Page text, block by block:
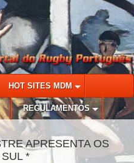
HOT SITES MDM
REGULAMENTOS
APRESENTA OS
*